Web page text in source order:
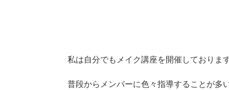
私は自分でもメイク講座を開催しておりま
普段からメンバーに色々指導することが多